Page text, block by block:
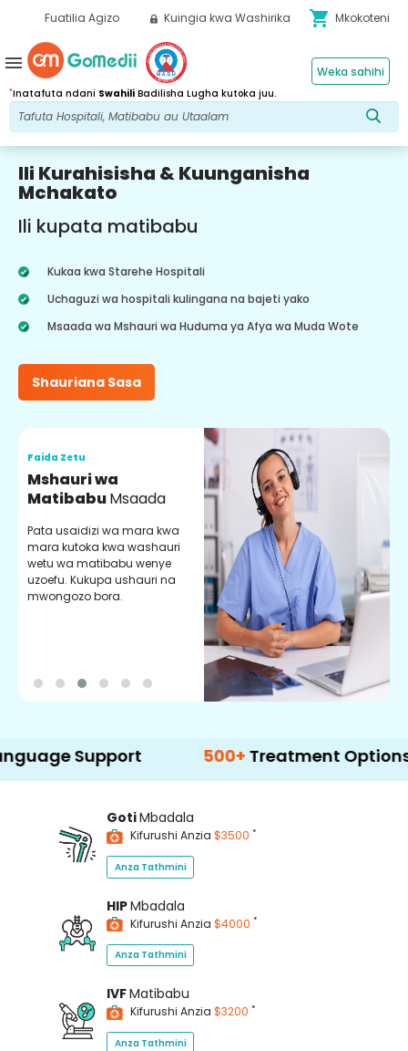
Fuatilia Agizo Kuingia kwa Washirika shopping_cart Mkokoteni
*Inatafuta ndani Swahili Badilisha Lugha kutoka juu.
Weka sahihi
menu
Ili Kurahisisha & Kuunganisha
Mchakato
Ili kupata matibabu
Kukaa kwa Starehe Hospitali
Uchaguzi wa hospitali kulingana na bajeti yako
Msaada wa Mshauri wa Huduma ya Afya wa Muda Wote
Shauriana Sasa
Faida Zetu
Mshauri wa
MatibabuMsaada
Pata usaidizi wa mara kwa
mara kutoka kwa washauri
wetu wa matibabu wenye
uzoefu. Kukupa ushauri na
mwongozo bora.
Support Treatment Options
GotiMbadala
Kifurushi Anzia $3500 *
Anza Tathmini
HIPMbadala
Kifurushi Anzia $4000 *
Anza Tathmini
IVFMatibabu
Kifurushi Anzia $3200 *
Anza Tathmini